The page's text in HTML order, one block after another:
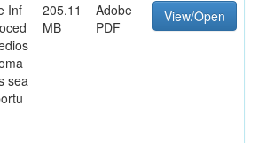
Inf
sea
205.11
MB
Adobe
PDF
View/Open